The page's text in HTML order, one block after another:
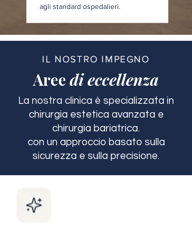
agli standard ospedalieri.
IL NOSTRO IMPEGNO
Aree di eccellenza
La nostra clinica è specializzata in
chirurgia estetica avanzata e
chirurgia bariatrica.
con un approccio basato sulla
sicurezza e sulla precisione.